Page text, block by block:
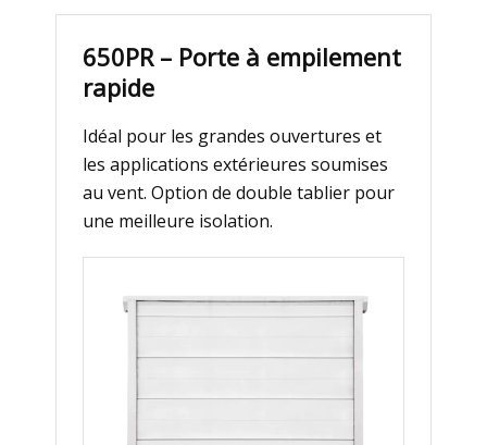
650PR – Porte à empilement
rapide
Idéal pour les grandes ouvertures et
les applications extérieures soumises
au vent. Option de double tablier pour
une meilleure isolation.